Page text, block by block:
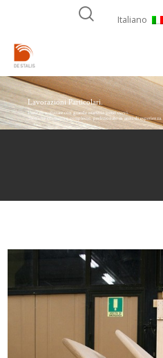
Italiano
Lavorazioni Particolari.
L'arte di realizzare con grande maestria pezzi curvi.
Tecniche costruttive complesse, perfezionate in anni di esperienza.